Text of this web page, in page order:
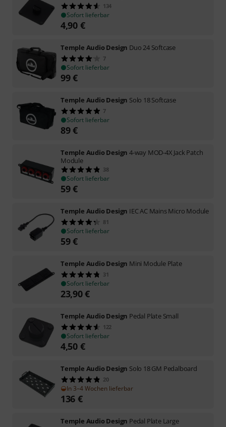
134
Sofort lieferbar
4,90 €
Temple Audio Design Duo 24 Softcase
7
Sofort lieferbar
99€
Temple Audio Design Solo 18 Softcase
7
Sofort lieferbar
89€
Temple Audio Design 4-way MOD-4X Jack Patch
Module
38
Sofort lieferbar
59€
Temple Audio Design IEC AC Mains Micro Module
81
Sofort lieferbar
59€
Temple Audio Design Mini Module Plate
31
Sofort lieferbar
23,90€
Temple Audio Design Pedal Plate Small
122
Sofort lieferbar
4,50 €
Temple Audio Design Solo 18 GM Pedalboard
20
In 3–4 Wochen lieferbar
136 €
Temple Audio Design Pedal Plate Large